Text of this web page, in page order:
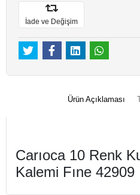
İade ve Değişim
Ürün Açıklaması
Carıoca 10 Renk
Kalemi Fıne 42909